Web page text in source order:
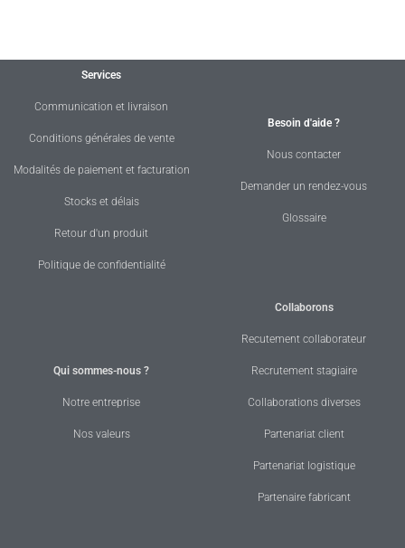
Services
Communication et livraison
Conditions générales de vente
Modalités de paiement et facturation
Stocks et délais
Retour d'un produit
Politique de confidentialité
Besoin d'aide ?
Nous contacter
Demander un rendez-vous
Glossaire
Qui sommes-nous ?
Notre entreprise
Nos valeurs
Collaborons
Recutement collaborateur
Recrutement stagiaire
Collaborations diverses
Partenariat client
Partenariat logistique
Partenaire fabricant